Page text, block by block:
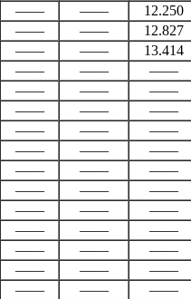
—— ——
12.250
—— ——
12.827
—— ——
13.414
—— ——
——
—— ——
——
—— ——
——
—— ——
——
—— ——
——
—— ——
——
—— ——
——
—— ——
——
—— ——
——
—— ——
——
—— ——
——
—— ——
——